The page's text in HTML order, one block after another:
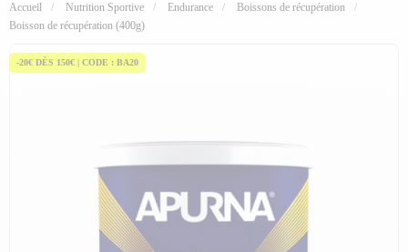
Accueil Nutrition Sportive Endurance
Boissons de récupération
Boisson de récupération (400g)
-20€ DÈS 150€ | CODE : BA20